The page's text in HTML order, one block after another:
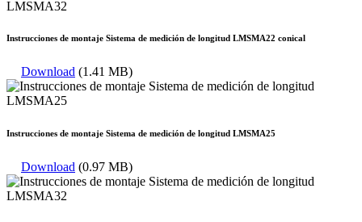
Instrucciones de montaje Sistema de medición de longitud LMSMA22 conical
Download (1.41 MB)
Instrucciones de montaje Sistema de medición de longitud LMSMA25
Download (0.97 MB)